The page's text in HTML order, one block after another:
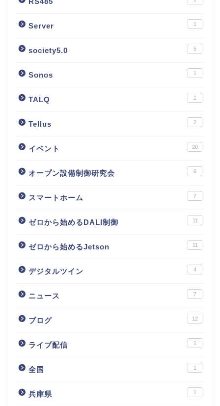
Server 1
society5.0 5
Sonos 1
TALQ 1
Tellus 2
イベント 20
オープン設備制御研究会 6
スマートホーム 7
ゼロから始めるDALI制御 11
ゼロから始めるJetson 11
デジタルツイン 4
ニュース 7
ブログ 12
ライブ配信 1
全国 1
兵庫県 1